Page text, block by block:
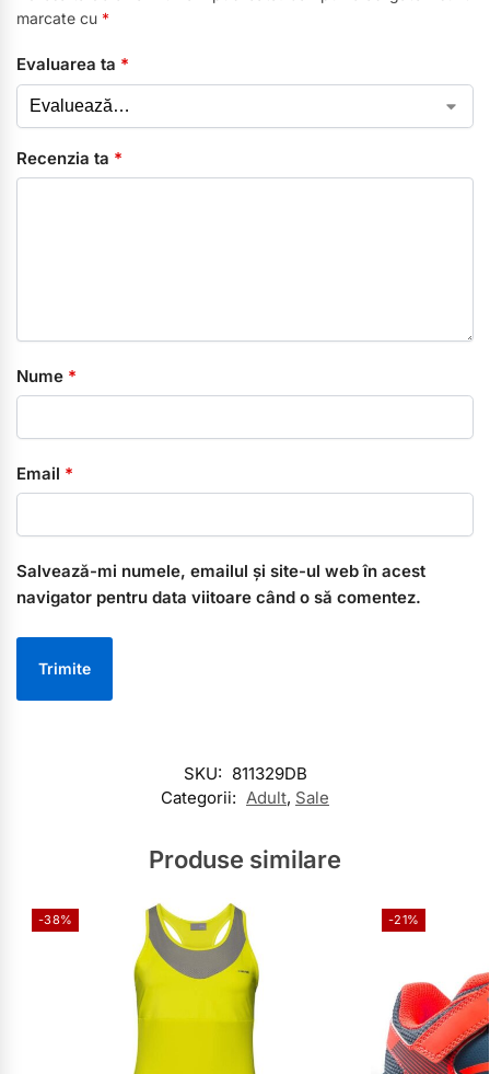
marcate cu *
Evaluarea ta *
Recenzia ta *
Nume *
Email *
Salvează-mi numele, emailul și site-ul web în acest
navigator pentru data viitoare când o să comentez.
SKU: 811329DB
Categorii: Adult, Sale
Produse similare
-38% -21%